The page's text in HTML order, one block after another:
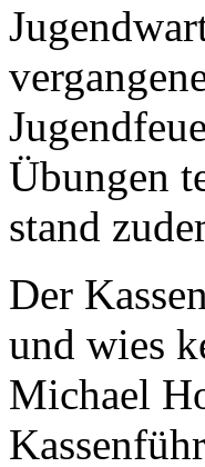
Übungen
stand
Der
und wies
Michael